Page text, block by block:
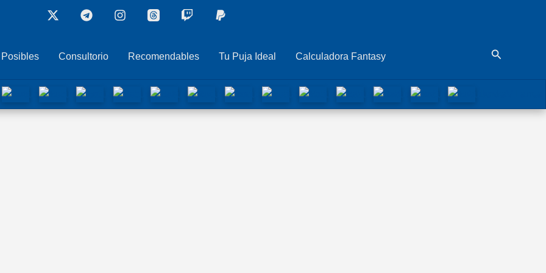
Consultorio Recomendables Tu Puja Ideal Calculadora Fantasy Buscar